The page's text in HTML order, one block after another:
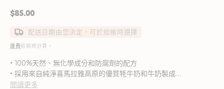
定
$85.00
配送日期由您決定，可於結帳時選擇
運費結帳時計算。
• 100%天然、無化學成分和防腐劑的配方
• 採用來自純淨喜馬拉雅高原的優質牦牛奶和牛奶製成
• 添加抗炎的薑黃,有助舒緩肌肉和關節疼痛
閲讀更多